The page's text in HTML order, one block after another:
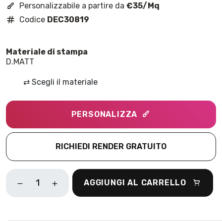
Personalizzabile a partire da€35/Mq
Codice DEC30819
D.MATT
⇄ Scegli il materiale
PERSONALIZZA
RICHIEDI RENDER GRATUITO
FLAME
AGGIUNGI AL CARRELLO